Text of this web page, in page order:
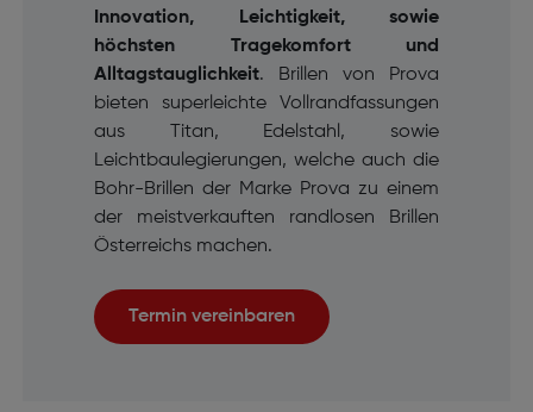
Innovation, Leichtigkeit, sowie
höchsten Tragekomfort und
Alltagstauglichkeit. Brillen von Prova
bieten superleichte Vollrandfassungen
aus Titan, Edelstahl, sowie
Leichtbaulegierungen, welche auch die
Bohr-Brillen der Marke Prova zu einem
der meistverkauften randlosen Brillen
Österreichs machen.
Termin vereinbaren